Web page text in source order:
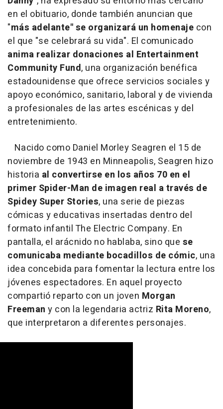
en el obituario, donde también anuncian que
"más adelante" se organizará un homenaje con
el que "se celebrará su vida". El comunicado
anima realizar donaciones al Entertainment
Community Fund, una organización benéfica
estadounidense que ofrece servicios sociales y
apoyo económico, sanitario, laboral y de vivienda
a profesionales de las artes escénicas y del
entretenimiento.
Nacido como Daniel Morley Seagren el 15 de
noviembre de 1943 en Minneapolis, Seagren hizo
historia al convertirse en los años 70 en el
primer Spider-Man de imagen real a través de
Spidey Super Stories, una serie de piezas
cómicas y educativas insertadas dentro del
formato infantil The Electric Company. En
pantalla, el arácnido no hablaba, sino que se
comunicaba mediante bocadillos de cómic, una
idea concebida para fomentar la lectura entre los
jóvenes espectadores. En aquel proyecto
compartió reparto con un joven Morgan
Freeman y con la legendaria actriz Rita Moreno,
que interpretaron a diferentes personajes.